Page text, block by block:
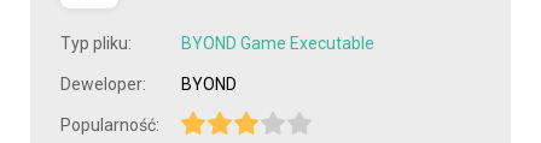
Typ pliku: BYOND Game Executable
Deweloper: BYOND
Popularność: